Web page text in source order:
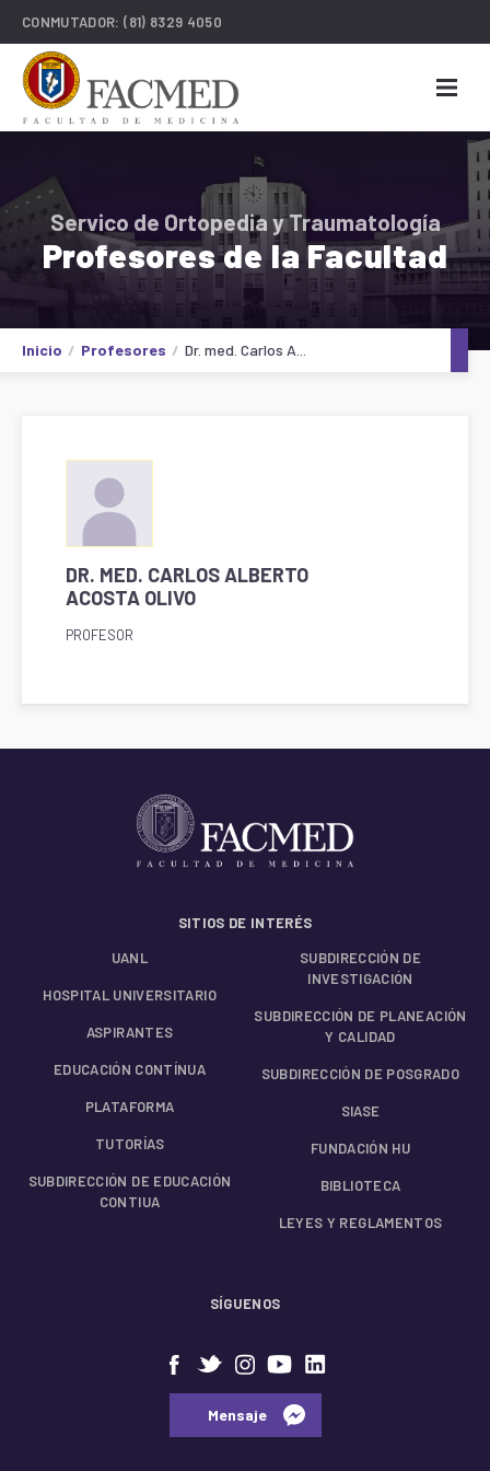
CONMUTADOR:(81) 8329 4050
Servico de Ortopedia y Traumatología
Profesores de la Facultad
Inicio Profesores Dr. med. Carlos A...
DR. MED. CARLOS ALBERTO
ACOSTA OLIVO
PROFESOR
SITIOS DE INTERÉS
UANL
HOSPITAL UNIVERSITARIO
ASPIRANTES
EDUCACIÓN CONTÍNUA
PLATAFORMA
TUTORÍAS
SUBDIRECCIÓN DE EDUCACIÓN
CONTIUA
SUBDIRECCIÓN DE
INVESTIGACIÓN
SUBDIRECCIÓN DE PLANEACIÓN
Y CALIDAD
SUBDIRECCIÓN DE POSGRADO
SIASE
FUNDACIÓN HU
BIBLIOTECA
LEYES Y REGLAMENTOS
SÍGUENOS
⠀⠀Mensaje⠀